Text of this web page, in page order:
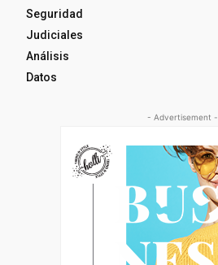
Seguridad
Judiciales
Análisis
Datos
- Advertisement -